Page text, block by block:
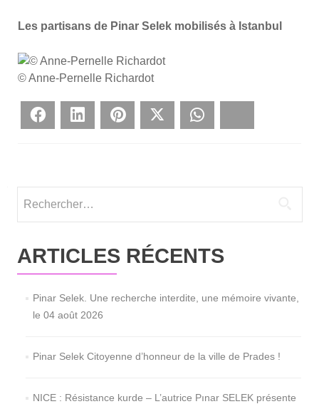
Les par­ti­sans de Pinar Selek mobi­li­sés à Istan­bul
© Anne-Per­nelle Richar­dot
Face­bookLin­ke­dIn Pin­te­rest Twit­ter
ARTICLES RÉCENTS
Pinar Selek. Une recherche interdite, une mémoire vivante,
le 04 août 2026
Pinar Selek Citoyenne d’honneur de la ville de Prades !
NICE : Résistance kurde – L’autrice Pınar SELEK présente